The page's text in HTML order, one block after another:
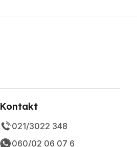
Kontakt
021/3022 348
060/02 06 07 6